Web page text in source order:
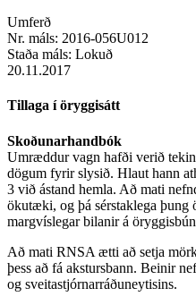
Umferð
Nr. máls: 2016-056U012
Staða máls: Lokuð
20.11.2017
Tillaga í öryggisátt
Skoðunarhandbók
Umræddur vagn hafði verið
dögum fyrir slysið. Hlaut hann
3 við ástand hemla. Að mati
ökutæki, og þá sérstaklega þung
margvíslegar bilanir á
Að mati RNSA ætti að setja
þess að fá akstursbann. Beinir
og sveitastjórnarráðuneytisins.